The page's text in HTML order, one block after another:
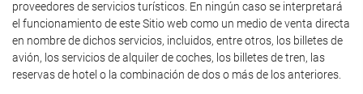
proveedores de servicios turísticos. En ningún caso se interpretará
el funcionamiento de este Sitio web como un medio de venta directa
en nombre de dichos servicios, incluidos, entre otros, los billetes de
avión, los servicios de alquiler de coches, los billetes de tren, las
reservas de hotel o la combinación de dos o más de los anteriores.